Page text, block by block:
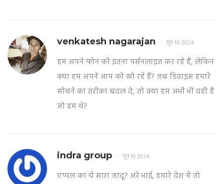
venkatesh nagarajan जून 18 2024
हम अपने फोन को इतना पर्सनलाइज कर रहे हैं, लेकिन
क्या हम अपने आप को खो रहे हैं? जब डिवाइस हमारे
सोचने का तरीका बदल दे, तो क्या हम अभी भी वही हैं
जो हम थे?
indra group जून 19 2024
एप्पल का ये सारा जादू? अरे भाई, हमारे देश में तो